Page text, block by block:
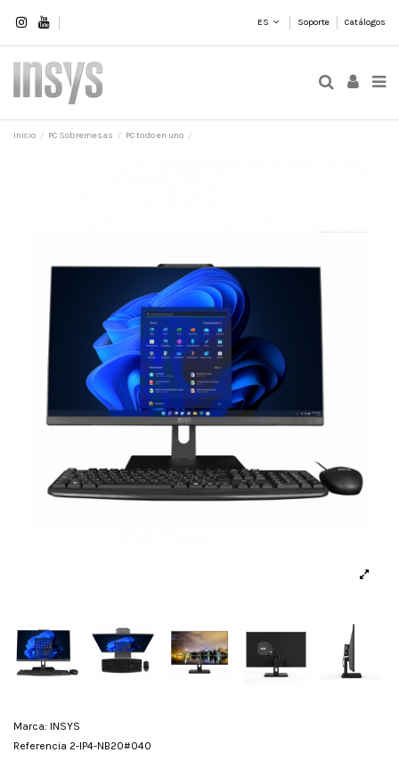
ES Soporte Catálogos
Inicio PC Sobremesas PC todo en uno
Marca: INSYS
Referencia 2-IP4-NB20#040